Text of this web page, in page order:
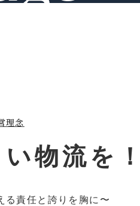
理念
物流を
る責任と誇りを胸に〜